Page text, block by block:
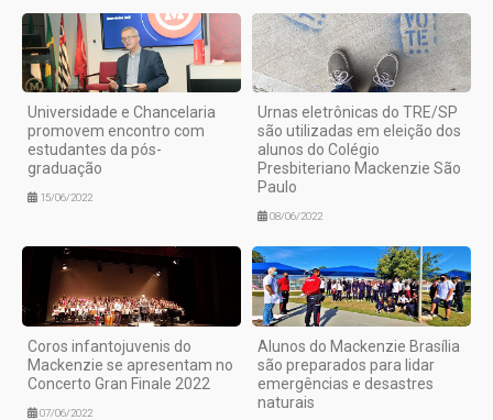
Universidade e Chancelaria
promovem encontro com
estudantes da pós-
graduação
15/06/2022
Urnas eletrônicas do TRE/SP
são utilizadas em eleição dos
alunos do Colégio
Presbiteriano Mackenzie São
Paulo
08/06/2022
Coros infantojuvenis do
Mackenzie se apresentam no
Concerto Gran Finale 2022
07/06/2022
Alunos do Mackenzie Brasília
são preparados para lidar
emergências e desastres
naturais